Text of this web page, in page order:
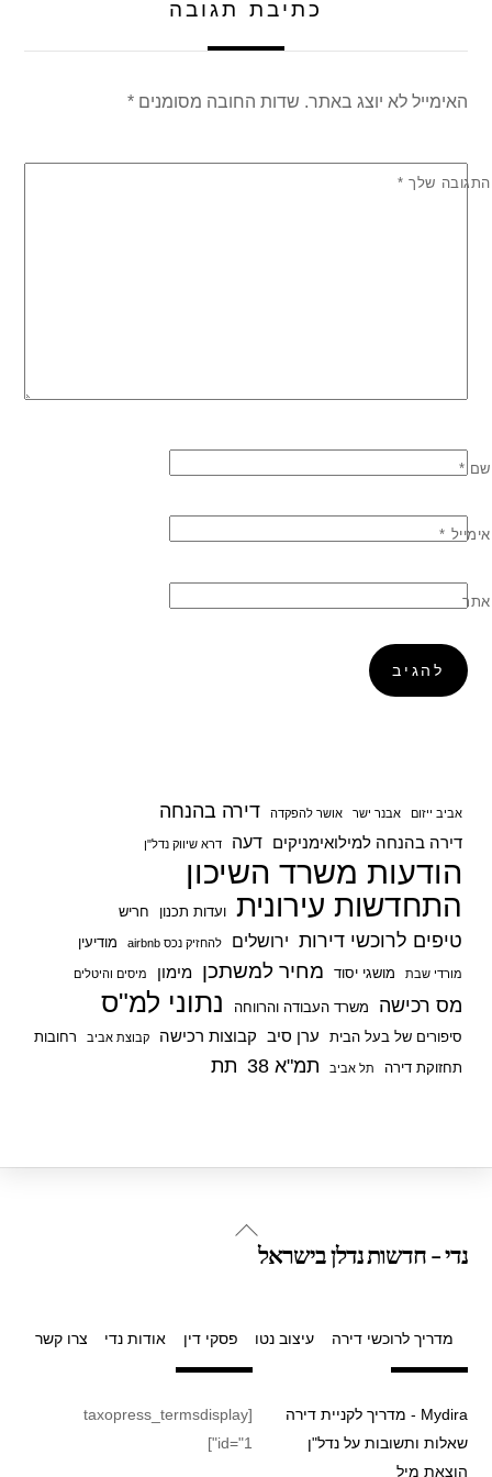
כתיבת תגובה
האימייל לא יוצג באתר. שדות החובה מסומנים*
התגובה שלך *
שם *
אימייל *
אתר
אביב ייזום אבנר ישר אושר להפקדה דירה בהנחה
דירה בהנחה למילואימניקים דעה דרא שיווק נדל"ן
הודעות משרד השיכון
התחדשות עירונית ועדות תכנון חריש
טיפים לרוכשי דירות ירושלים להחזיק נכס airbnb מודיעין
מורדי שבת מושגי יסוד מחיר למשתכן מימון מיסים והיטלים
מס רכישה משרד העבודה והרווחה נתוני למ"ס
סיפורים של בעל הבית ערן סיב קבוצות רכישה קבוצת אביב
רחובות
תחזוקת דירה
תל אביב תמ"א 38 תת
Back
נדי - חדשות נדלן בישראל
מדריך לרוכשי דירה עיצוב נטו פסקי דין אודות נדי צרו קשר
Mydira - מדריך לקניית דירה
שאלות ותשובות על נדל"ן
הוצאת מיל
[taxopress_termsdisplay
id="1"]